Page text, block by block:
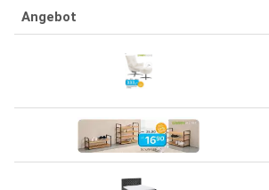
Angebot